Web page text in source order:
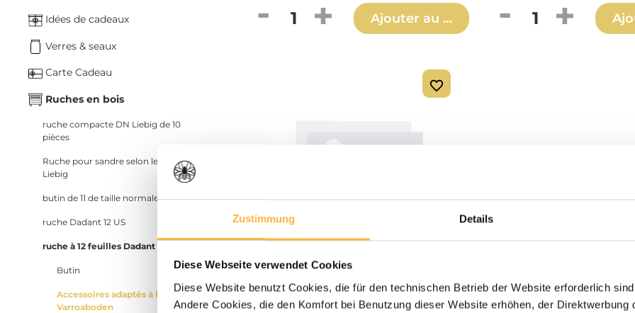
Zustimmung Details
Diese Webseite verwendet Cookies
Diese Website benutzt Cookies, die für den technischen Betrieb der Website erforderlich
Andere Cookies, die den Komfort bei Benutzung dieser Website erhöhen, der Direktwerbung
Idées de cadeaux
Verres & seaux
Carte Cadeau
Ruches en bois
ruche compacte DN Liebig de 10
pièces
Ruche pour sandre selon le Dr.
Liebig
butin de 11 de taille normale
ruche Dadant 12 US
ruche à 12 feuilles Dadant
Butin
Accessoires adaptés à Blatt
Varroaboden
Quantité de produit : Entrez la quantité
Ajouter au panier Quantité de
12er Dadant Blatt Brutraumzarge